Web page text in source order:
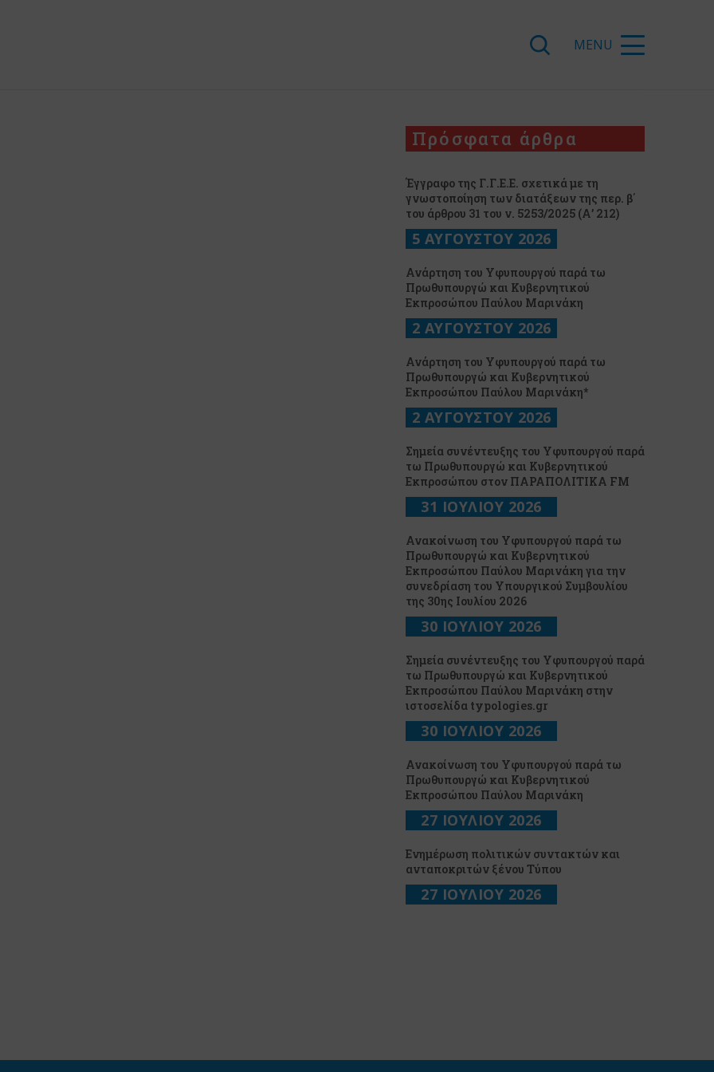
Πρόσφατα άρθρα
Έγγραφο της Γ.Γ.Ε.Ε. σχετικά με τη
γνωστοποίηση των διατάξεων της περ. β΄
του άρθρου 31 του ν. 5253/2025 (Α’ 212)
5 ΑΥΓΟΥΣΤΟΥ 2026
Ανάρτηση του Υφυπουργού παρά τω
Πρωθυπουργώ και Κυβερνητικού
Εκπροσώπου Παύλου Μαρινάκη
2 ΑΥΓΟΥΣΤΟΥ 2026
Ανάρτηση του Υφυπουργού παρά τω
Πρωθυπουργώ και Κυβερνητικού
Εκπροσώπου Παύλου Μαρινάκη*
2 ΑΥΓΟΥΣΤΟΥ 2026
Σημεία συνέντευξης του Υφυπουργού παρά
τω Πρωθυπουργώ και Κυβερνητικού
Εκπροσώπου στον ΠΑΡΑΠΟΛΙΤΙΚΑ FM
31 ΙΟΥΛΙΟΥ 2026
Ανακοίνωση του Υφυπουργού παρά τω
Πρωθυπουργώ και Κυβερνητικού
Εκπροσώπου Παύλου Μαρινάκη για την
συνεδρίαση του Υπουργικού Συμβουλίου
της 30ης Ιουλίου 2026
30 ΙΟΥΛΙΟΥ 2026
Σημεία συνέντευξης του Υφυπουργού παρά
τω Πρωθυπουργώ και Κυβερνητικού
Εκπροσώπου Παύλου Μαρινάκη στην
ιστοσελίδα typologies.gr
30 ΙΟΥΛΙΟΥ 2026
Ανακοίνωση του Υφυπουργού παρά τω
Πρωθυπουργώ και Κυβερνητικού
Εκπροσώπου Παύλου Μαρινάκη
27 ΙΟΥΛΙΟΥ 2026
Ενημέρωση πολιτικών συντακτών και
ανταποκριτών ξένου Τύπου
27 ΙΟΥΛΙΟΥ 2026